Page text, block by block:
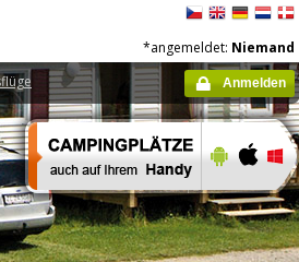
*angemeldet: Niemand
Anmelden